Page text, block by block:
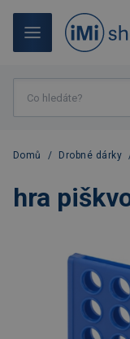
Domů / Drobné dárky
hra